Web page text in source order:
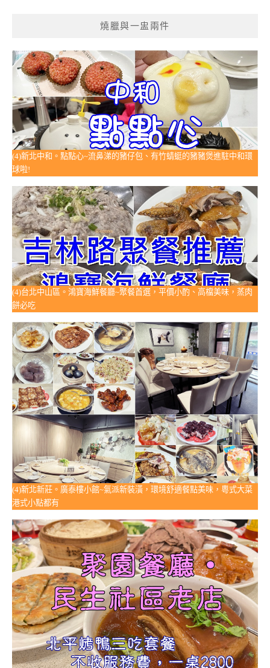
燒臘與一盅兩件
(4)新北中和。點點心~流鼻涕的豬仔包、有竹蜻蜓的豬豬煲進駐中和環
球啦!
(4)台北中山區。鴻寶海鮮餐廳~聚餐首選，平價小酌、高檔美味，蒸肉
餅必吃
(4)新北新莊。廣泰樓小館~氣派新裝潢，環境舒適餐點美味，粵式大菜
港式小點都有